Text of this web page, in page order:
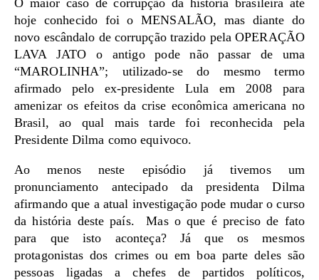
O maior caso de corrupção da história brasileira até
hoje conhecido foi o MENSALÃO, mas diante do
novo escândalo de corrupção trazido pela OPERAÇÃO
LAVA JATO o antigo pode não passar de uma
“MAROLINHA”; utilizado-se do mesmo termo
afirmado pelo ex-presidente Lula em 2008 para
amenizar os efeitos da crise econômica americana no
Brasil, ao qual mais tarde foi reconhecida pela
Presidente Dilma como equivoco.
Ao menos neste episódio já tivemos um
pronunciamento antecipado da presidenta Dilma
afirmando que a atual investigação pode mudar o curso
da história deste país. Mas o que é preciso de fato
para que isto aconteça? Já que os mesmos
protagonistas dos crimes ou em boa parte deles são
pessoas ligadas a chefes de partidos políticos,